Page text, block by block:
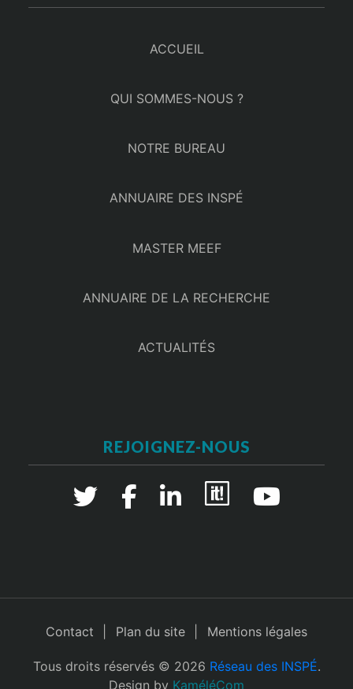
ACCUEIL
QUI SOMMES-NOUS ?
NOTRE BUREAU
ANNUAIRE DES INSPÉ
MASTER MEEF
ANNUAIRE DE LA RECHERCHE
ACTUALITÉS
REJOIGNEZ-NOUS
Contact Plan du site Mentions légales
Tous droits réservés © 2026 Réseau des INSPÉ.
Design by KaméléCom